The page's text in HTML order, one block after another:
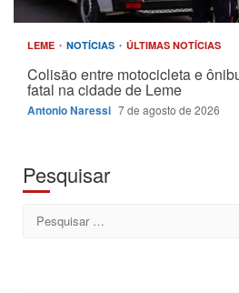
LEME NOTÍCIAS ÚLTIMAS NOTÍCIAS
Colisão entre motocicleta e
fatal na cidade de Leme
Antonio Naressi 7 de agosto de 2026
Pesquisar
Pesquisar